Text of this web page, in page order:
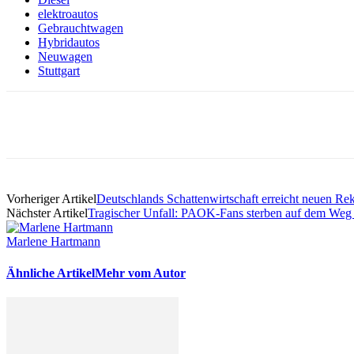
elektroautos
Gebrauchtwagen
Hybridautos
Neuwagen
Stuttgart
Vorheriger ArtikelDeutschlands Schattenwirtschaft erreicht neuen
Nächster ArtikelTragischer Unfall: PAOK-Fans sterben auf dem
Marlene Hartmann
Ähnliche ArtikelMehr vom Autor